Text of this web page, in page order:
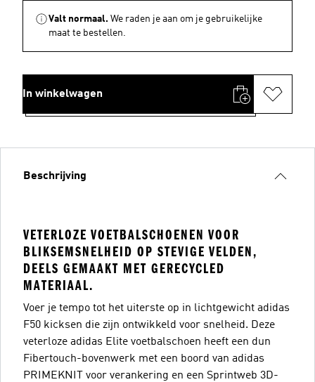
Valt normaal. We raden je aan om je gebruikelijke
maat te bestellen.
In winkelwagen
Beschrijving
VETERLOZE VOETBALSCHOENEN VOOR
BLIKSEMSNELHEID OP STEVIGE VELDEN,
DEELS GEMAAKT MET GERECYCLED
MATERIAAL.
Voer je tempo tot het uiterste op in lichtgewicht adidas
F50 kicksen die zijn ontwikkeld voor snelheid. Deze
veterloze adidas Elite voetbalschoen heeft een dun
Fibertouch-bovenwerk met een boord van adidas
PRIMEKNIT voor verankering en een Sprintweb 3D-